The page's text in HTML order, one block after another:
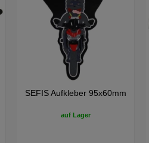
SEFIS Aufkleber 95x60mm
auf Lager